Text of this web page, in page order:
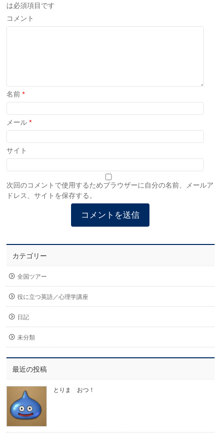
は必須項目です
コメント
名前*
メール*
サイト
次回のコメントで使用するためブラウザーに自分の名前、メールア
ドレス、サイトを保存する。
カテゴリー
全国ツアー
役に立つ英語／心理学講座
日記
未分類
最近の投稿
とりま おつ！